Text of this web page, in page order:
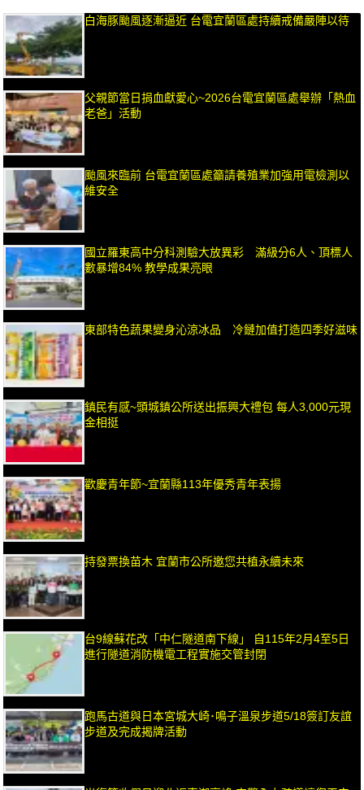
白海豚颱風逐漸逼近 台電宜蘭區處持續戒備嚴陣以待
父親節當日捐血獻愛心~2026台電宜蘭區處舉辦「熱血
老爸」活動
颱風來臨前 台電宜蘭區處籲請養殖業加強用電檢測以
維安全
國立羅東高中分科測驗大放異彩 滿級分6人、頂標人
數暴增84% 教學成果亮眼
東部特色蔬果變身沁涼冰品 冷鏈加值打造四季好滋味
鎮民有感~頭城鎮公所送出振興大禮包 每人3,000元現
金相挺
歡慶青年節~宜蘭縣113年優秀青年表揚
持發票換苗木 宜蘭市公所邀您共植永續未來
台9線蘇花改「中仁隧道南下線」 自115年2月4至5日
進行隧道消防機電工程實施交管封閉
跑馬古道與日本宮城大崎･鳴子溫泉步道5/18簽訂友誼
步道及完成揭牌活動